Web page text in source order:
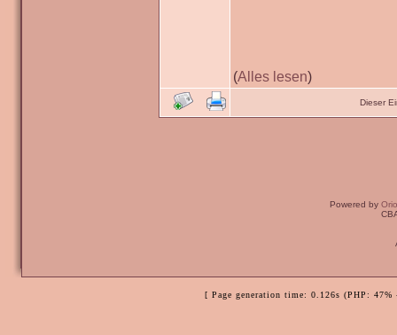
(Alles lesen)
Dieser
Powered by
[ Page generation time: 0.126s (PHP: